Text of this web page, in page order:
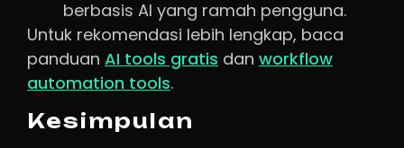
berbasis AI yang ramah pengguna.
Untuk rekomendasi lebih lengkap, baca
panduan AI tools gratis dan workflow
automation tools.
Kesimpulan